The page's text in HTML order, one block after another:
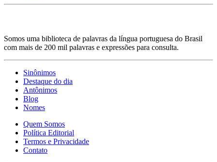
Somos uma biblioteca de palavras da língua portuguesa do Brasil
com mais de 200 mil palavras e expressões para consulta.
Sinônimos
Destaque do dia
Antônimos
Blog
Nomes
Quem Somos
Política Editorial
Termos e Privacidade
Contato